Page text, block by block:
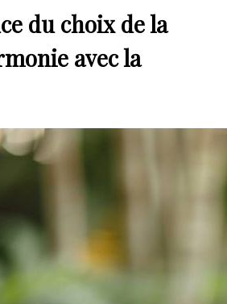
du choix de la
avec la